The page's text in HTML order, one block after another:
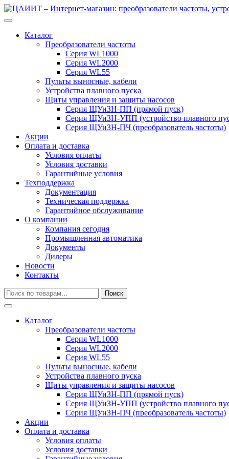
Перейти
к
Перейти
к
Каталог
Преобразователи частоты
Серия WL1000
Серия WL2000
Серия WL55
Пульты выносные, кабели
Устройства плавного пуска
Щиты управления и защиты насосов
Серия ЩУиЗН-ПП (прямой пуск)
Серия ЩУиЗН-УПП (устройство плавного
Серия ЩУиЗН-ПЧ (преобразователь частоты)
Акции
Оплата и доставка
Условия оплаты
Условия доставки
Гарантийные условия
Техподдержка
Документация
Техническая поддержка
Гарантийное обслуживание
О компании
Компания сегодня
Промышленная автоматика
Документы
Дилеры
Новости
Контакты
Искать:
Поиск
Каталог
Преобразователи частоты
Серия WL1000
Серия WL2000
Серия WL55
Пульты выносные, кабели
Устройства плавного пуска
Щиты управления и защиты насосов
Серия ЩУиЗН-ПП (прямой пуск)
Серия ЩУиЗН-УПП (устройство плавного
Серия ЩУиЗН-ПЧ (преобразователь частоты)
Акции
Оплата и доставка
Условия оплаты
Условия доставки